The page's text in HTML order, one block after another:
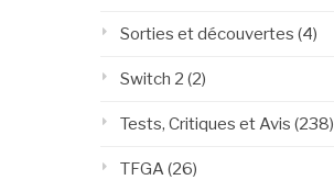
Sorties et découvertes (4)
Switch 2 (2)
Tests, Critiques et Avis (238)
TFGA (26)